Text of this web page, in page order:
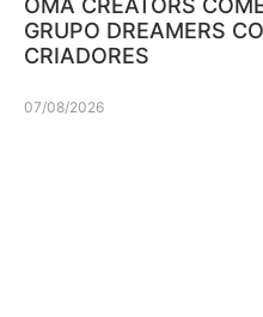
OMA CREATORS
GRUPO DREAMERS
CRIADORES
07/08/2026